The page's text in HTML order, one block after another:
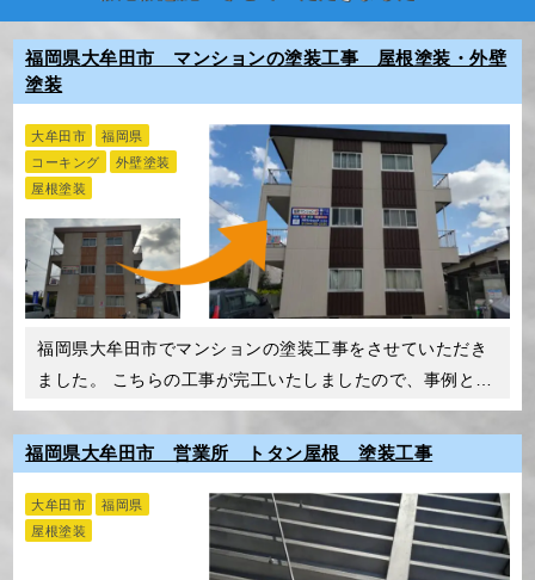
福岡県大牟田市 マンションの塗装工事 屋根塗装・外壁
塗装
大牟田市
福岡県
コーキング
外壁塗装
屋根塗装
福岡県大牟田市でマンションの塗装工事をさせていただき
ました。 こちらの工事が完工いたしましたので、事例とし
てご紹…
福岡県大牟田市 営業所 トタン屋根 塗装工事
大牟田市
福岡県
屋根塗装